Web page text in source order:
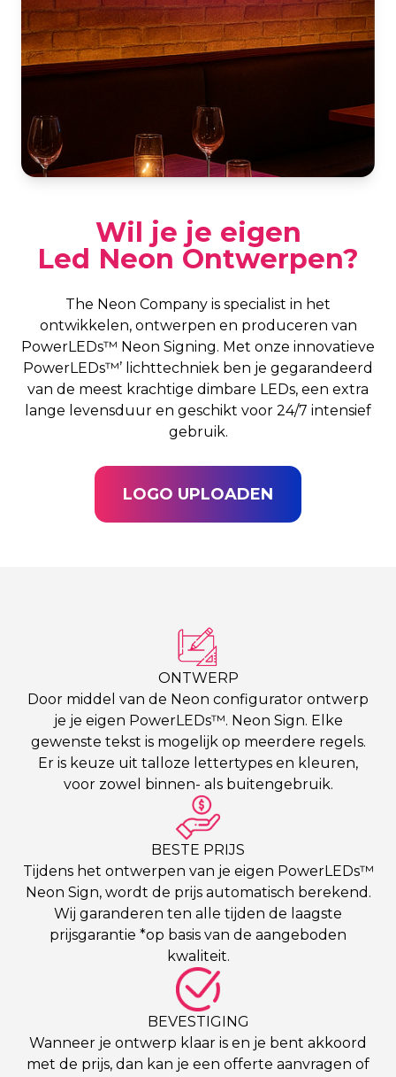
Wil je je eigen
Led Neon Ontwerpen?
The Neon Company is specialist in het
ontwikkelen, ontwerpen en produceren van
PowerLEDs™ Neon Signing. Met onze innovatieve
PowerLEDs™’ lichttechniek ben je gegarandeerd
van de meest krachtige dimbare LEDs, een extra
lange levensduur en geschikt voor 24/7 intensief
gebruik.
LOGO UPLOADEN
ONTWERP
Door middel van de Neon configurator ontwerp
je je eigen PowerLEDs™. Neon Sign. Elke
gewenste tekst is mogelijk op meerdere regels.
Er is keuze uit talloze lettertypes en kleuren,
voor zowel binnen- als buitengebruik.
BESTE PRIJS
Tijdens het ontwerpen van je eigen PowerLEDs™
Neon Sign, wordt de prijs automatisch berekend.
Wij garanderen ten alle tijden de laagste
prijsgarantie *op basis van de aangeboden
kwaliteit.
BEVESTIGING
Wanneer je ontwerp klaar is en je bent akkoord
met de prijs, dan kan je een offerte aanvragen of